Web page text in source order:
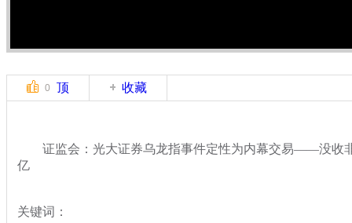
0 顶 收藏
证监会：光大证券乌龙指事件定性为内幕交易——没收非
亿
关键词：